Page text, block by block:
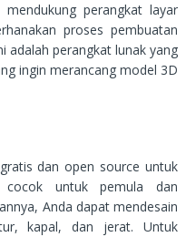
perangkat layar
proses pembuatan
adalah perangkat lunak yang
ingin merancang model 3D
dan open source untuk
untuk pemula dan
Anda dapat mendesain
kapal, dan jerat. Untuk